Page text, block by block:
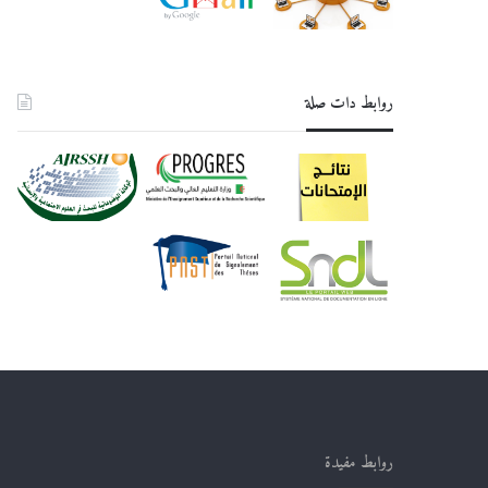
روابط دات صلة
روابط مفيدة